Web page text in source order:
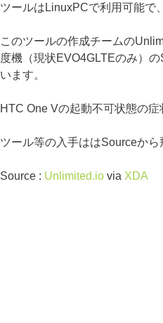
ツールはLinuxPCで利用可能で
このツールの作成チームの
度機（現状EVO4GLTEのみ）
います。
HTC One Vの起動不可状態の
ツール等の入手ははSourceから
Source : Unlimited.io via XDA